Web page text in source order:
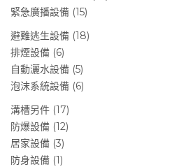
緊急廣播設備 (15)
避難逃生設備 (18)
排煙設備 (6)
自動灑水設備 (5)
泡沫系統設備 (6)
溝槽另件 (17)
防爆設備 (12)
居家設備 (3)
防身設備 (1)